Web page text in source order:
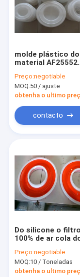
Casa
Produtos
Controle da
Contacte-nos
Peça umas
O ar filtra
Esparadrapo do
elemento de
Elemento de
molde plástico do
material AF25552
de ar do
Preço:negotiable
MOQ:50 / ajuste
obtenha o ultimo
contacto
Do silicone o filtro
100% de ar cola
o empacotamento
da cubeta
Preço:negotiable
MOQ:10 / Toneladas
obtenha o ultimo